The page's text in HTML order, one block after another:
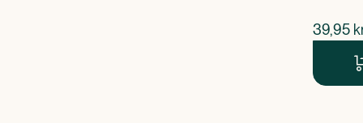
$
39,95